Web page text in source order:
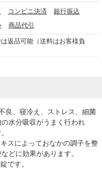
コンビニ決済
銀行振込
商品代引
返品可能（送料はお客様負
良、寝冷え、ストレス、細菌
水分吸収がうまく行われ
スによっておなかの調子を整
どに効果があります。
です。